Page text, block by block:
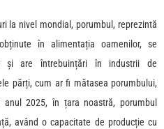
la nivel mondial, porumbul, reprezintă
în alimentația oamenilor, se
și are întrebuințări în industrii de
părți, cum ar fi mătasea porumbului,
2025, în țara noastră, porumbul
având o capacitate de producție cu